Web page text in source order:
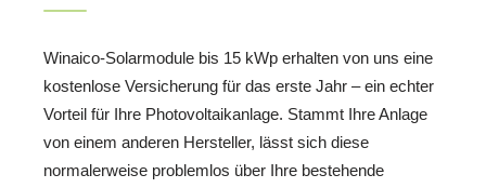
Winaico-Solarmodule bis 15 kWp erhalten von uns eine
kostenlose Versicherung für das erste Jahr – ein echter
Vorteil für Ihre Photovoltaikanlage. Stammt Ihre Anlage
von einem anderen Hersteller, lässt sich diese
normalerweise problemlos über Ihre bestehende